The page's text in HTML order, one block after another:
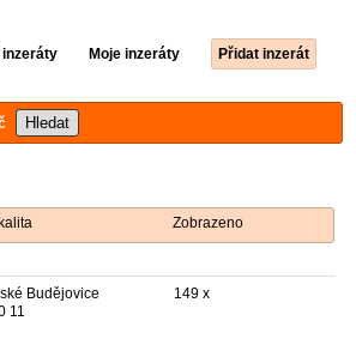
inzeráty Moje inzeráty Přidat inzerát
Zobrazeno
Budějovice
11
149 x